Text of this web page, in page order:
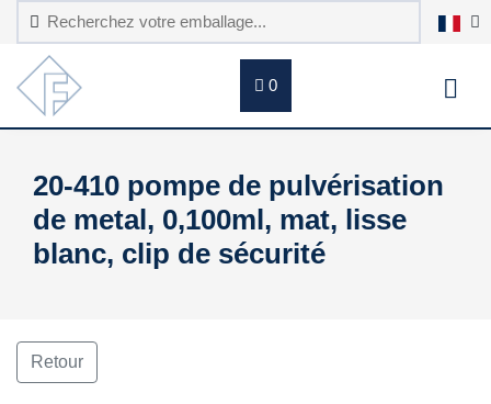
0
20-410 pompe de pulvérisation
de metal, 0,100ml, mat, lisse
blanc, clip de sécurité
Retour